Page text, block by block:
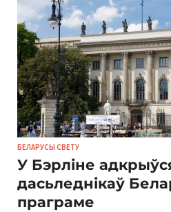
БЕЛАРУСЫ СВЕТУ
У Бэрліне
дасьледнікаў
праграме